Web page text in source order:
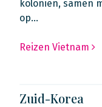
koloniën, samen
op…
Reizen Vietnam
Zuid-Korea